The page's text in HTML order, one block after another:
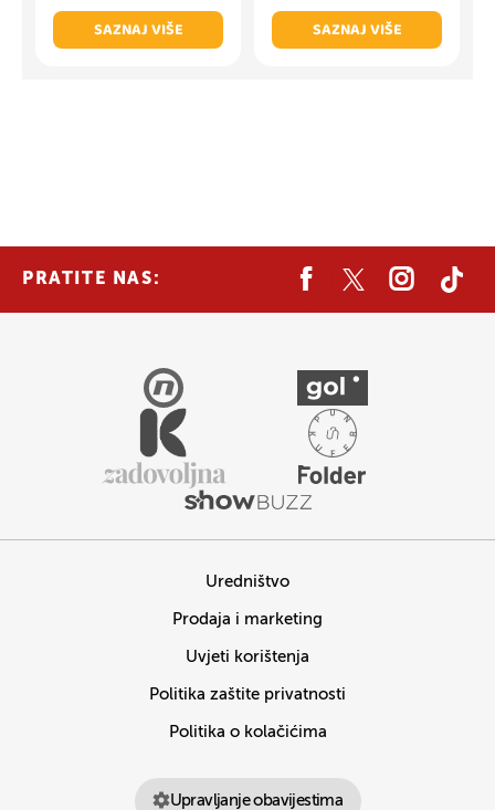
SAZNAJ VIŠE
SAZNAJ VIŠE
PRATITE NAS:
Uredništvo
Prodaja i marketing
Uvjeti korištenja
Politika zaštite privatnosti
Politika o kolačićima
Upravljanje obavijestima